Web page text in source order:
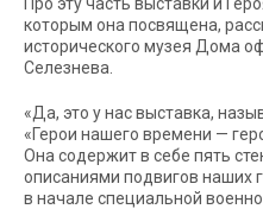
которым она посвящена,
исторического музея Дома
Селезнева.
«Да, это у нас выставка,
«Герои нашего времени —
Она содержит в себе пять
описаниями подвигов наших
в начале специальной